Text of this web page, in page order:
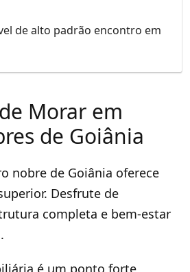
de alto padrão encontro em
Morar em
de Goiânia
nobre de Goiânia oferece
Desfrute de
completa e bem-estar